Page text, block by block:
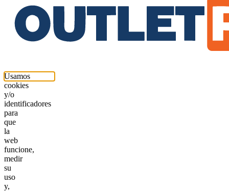
Usamos
cookies
y/o
identificadores
para
que
la
web
funcione,
medir
su
uso
y,